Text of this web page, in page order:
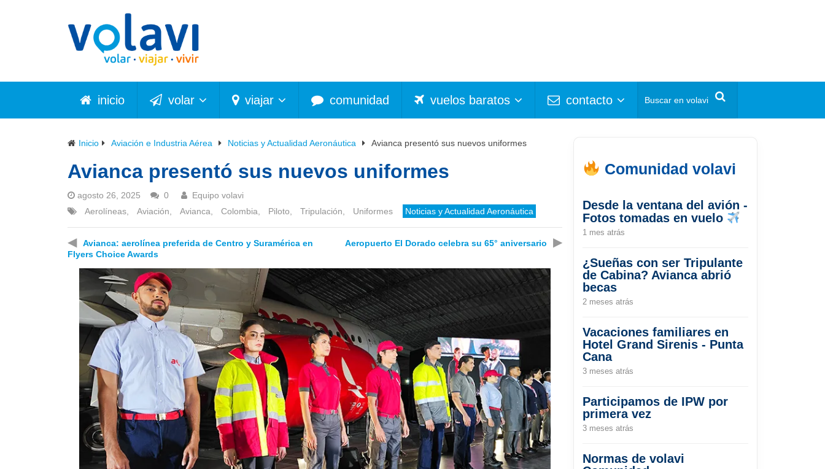
inicio volar viajar comunidad vuelos baratos contacto
Inicio Aviación e Industria Aérea Noticias y Actualidad Aeronáutica Avianca presentó sus nuevos uniformes
Avianca presentó sus nuevos uniformes
agosto 26, 2025 0
Equipo volavi
Aerolíneas
Aviación Avianca Colombia Piloto Tripulación Uniformes Noticias y Actualidad Aeronáutica
◀
Avianca: aerolínea preferida de Centro y Suramérica en
Flyers Choice Awards
Aeropuerto El Dorado celebra su 65° aniversario ▶
Comunidad volavi
Desde la ventana del avión -
Fotos tomadas en vuelo
1 mes atrás
¿Sueñas con ser Tripulante
de Cabina? Avianca abrió
becas
2 meses atrás
Vacaciones familiares en
Hotel Grand Sirenis - Punta
Cana
3 meses atrás
Participamos de IPW por
primera vez
3 meses atrás
Normas de volavi